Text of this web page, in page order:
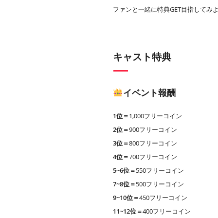
ファンと一緒に特典GET目指してみ
キャスト特典
イベント報酬
1位＝1,000フリーコイン
2位＝900フリーコイン
3位＝800フリーコイン
4位＝700フリーコイン
5~6位＝550フリーコイン
7~8位＝500フリーコイン
9~10位＝450フリーコイン
11~12位＝400フリーコイン